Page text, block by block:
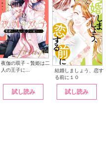
夜伽の双子－贄姫は二
人の王子に...
試し読み
結婚しましょう、恋す
る前に１０
試し読み